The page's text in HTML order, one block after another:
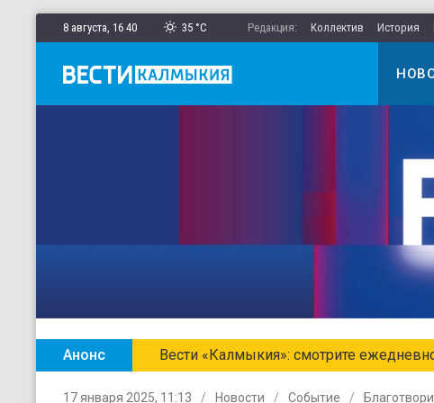
8 августа, 16 40 35 °C Редакция: Коллектив История
Анонс Вести «Калмыкия»: смотрите
17 января 2025, 11:13 Новости Событие